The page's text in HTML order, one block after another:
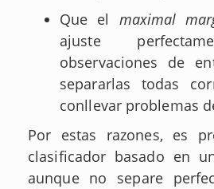
Que el maximal
ajuste
observaciones de
separarlas todas
conllevar problemas
Por estas razones, es
clasificador basado en
aunque no separe